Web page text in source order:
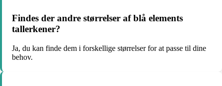
Findes der andre størrelser af blå elements
tallerkener?
Ja, du kan finde dem i forskellige størrelser for at passe til dine
behov.